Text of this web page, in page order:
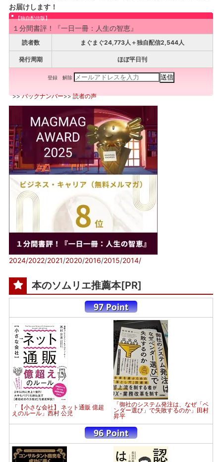
お届けします！
【独自配信版】
１分間書評！『一日一冊：人生の智恵』
読者数 まぐまぐ24,773人＋独自配信2,544人
発行周期 ほぼ平日刊
登録 解除
>>バックナンバー>>読者の声
2024/2022/2021/2020/2016/2015/2014/
本のソムリエ推薦本[PR]
「【小さな会社】 ネット通販 億超
えのルール」西村 公児
「御社のシステム発注は、なぜ「ベ
ンダー選び」で失敗するのか」田村
昇平